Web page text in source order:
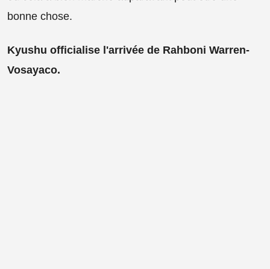
bonne chose.
Kyushu officialise l'arrivée de Rahboni Warren-
Vosayaco.